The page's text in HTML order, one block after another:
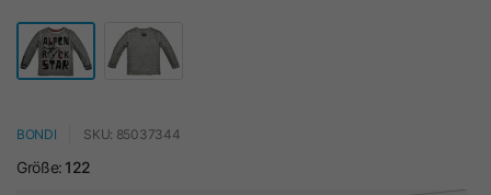
BONDI SKU: 85037344
Größe: 122